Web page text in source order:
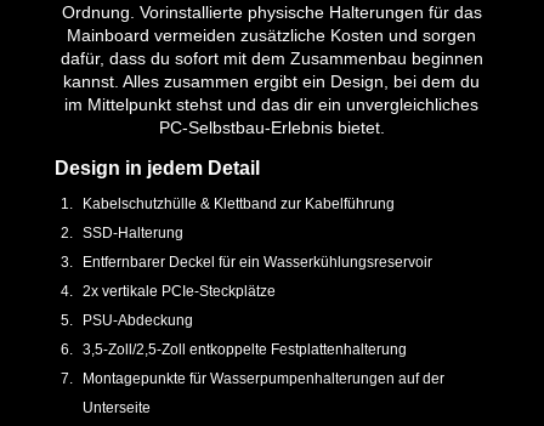
Ordnung. Vorinstallierte physische Halterungen für das
Mainboard vermeiden zusätzliche Kosten und sorgen
dafür, dass du sofort mit dem Zusammenbau beginnen
kannst. Alles zusammen ergibt ein Design, bei dem du
im Mittelpunkt stehst und das dir ein unvergleichliches
PC-Selbstbau-Erlebnis bietet.
Design in jedem Detail
Kabelschutzhülle & Klettband zur Kabelführung
SSD-Halterung
Entfernbarer Deckel für ein Wasserkühlungsreservoir
2x vertikale PCIe-Steckplätze
PSU-Abdeckung
3,5-Zoll/2,5-Zoll entkoppelte Festplattenhalterung
Montagepunkte für Wasserpumpenhalterungen auf der
Unterseite